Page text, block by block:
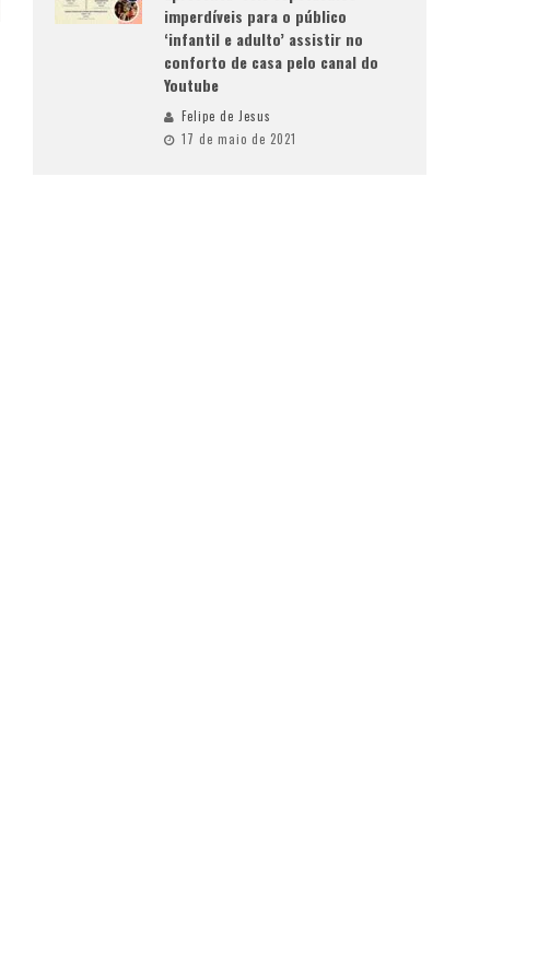
imperdíveis para o público
‘infantil e adulto’ assistir no
conforto de casa pelo canal do
Youtube
Felipe de Jesus
17 de maio de 2021